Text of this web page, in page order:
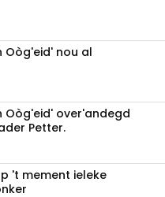
Oòg'eid' nou al
Oòg'eid' over'andegd
Petter.
't mement ieleke